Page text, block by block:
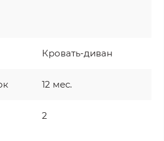
Кровать-диван
12 мес.
2